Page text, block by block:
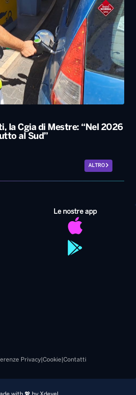
la Cgia di Mestre: “Nel 2026
al Sud”
ALTRO
Le nostre app
Privacy| Cookie Contatti